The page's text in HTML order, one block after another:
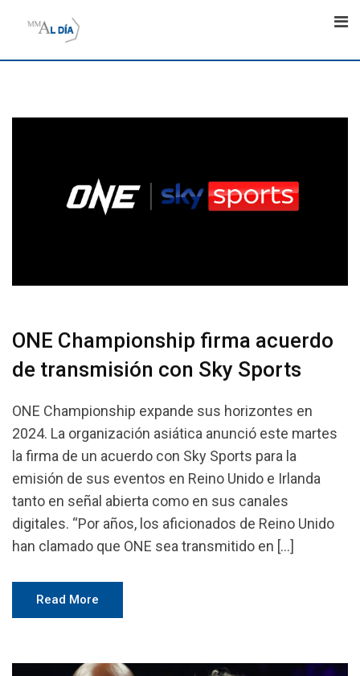
ONE Championship firma acuerdo
de transmisión con Sky Sports
ONE Championship expande sus horizontes en
2024. La organización asiática anunció este martes
la firma de un acuerdo con Sky Sports para la
emisión de sus eventos en Reino Unido e Irlanda
tanto en señal abierta como en sus canales
digitales. “Por años, los aficionados de Reino Unido
han clamado que ONE sea transmitido en […]
Read More